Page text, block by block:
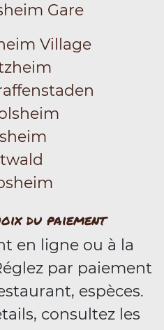
Gare
Village
du paiement
en ligne ou à la
par paiement
espèces.
consultez les